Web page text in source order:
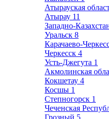
Атырауская
Атырау 11
Западно-
Уральск 8
Карачаево-
Черкесск 4
Усть-Джегута 1
Акмолинская
Кокшетау 4
Косшы 1
Степногорск 1
Чеченская
Грозный 5